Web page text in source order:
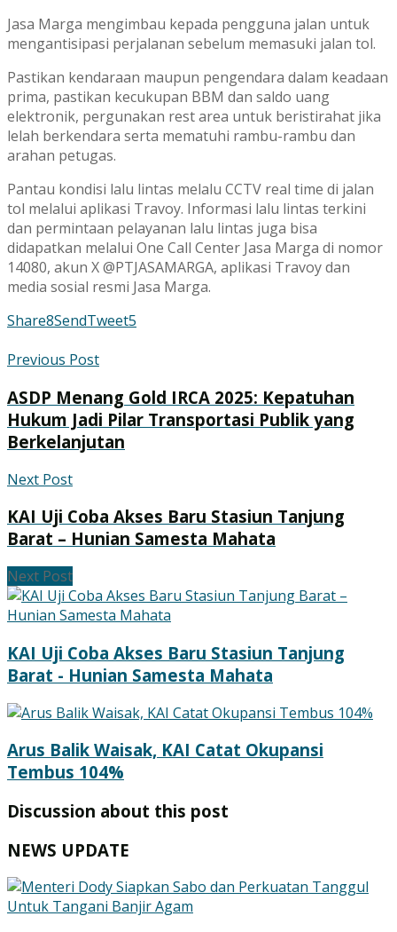
Jasa Marga mengimbau kepada pengguna jalan untuk
mengantisipasi perjalanan sebelum memasuki jalan tol.
Pastikan kendaraan maupun pengendara dalam keadaan
prima, pastikan kecukupan BBM dan saldo uang
elektronik, pergunakan rest area untuk beristirahat jika
lelah berkendara serta mematuhi rambu-rambu dan
arahan petugas.
Pantau kondisi lalu lintas melalu CCTV real time di jalan
tol melalui aplikasi Travoy. Informasi lalu lintas terkini
dan permintaan pelayanan lalu lintas juga bisa
didapatkan melalui One Call Center Jasa Marga di nomor
14080, akun X @PTJASAMARGA, aplikasi Travoy dan
media sosial resmi Jasa Marga.
Share8SendTweet5
Previous Post
ASDP Menang Gold IRCA 2025: Kepatuhan
Hukum Jadi Pilar Transportasi Publik yang
Berkelanjutan
Next Post
KAI Uji Coba Akses Baru Stasiun Tanjung
Barat – Hunian Samesta Mahata
Next Post
KAI Uji Coba Akses Baru Stasiun Tanjung
Barat - Hunian Samesta Mahata
Arus Balik Waisak, KAI Catat Okupansi
Tembus 104%
Discussion about this post
NEWS UPDATE